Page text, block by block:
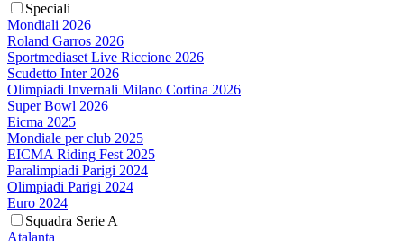
Speciali
Mondiali 2026
Roland Garros 2026
Sportmediaset Live Riccione 2026
Scudetto Inter 2026
Olimpiadi Invernali Milano Cortina 2026
Super Bowl 2026
Eicma 2025
Mondiale per club 2025
EICMA Riding Fest 2025
Paralimpiadi Parigi 2024
Olimpiadi Parigi 2024
Euro 2024
Squadra Serie A
Atalanta